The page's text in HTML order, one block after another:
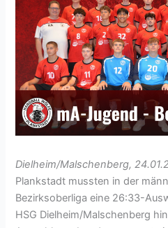
Dielheim/Malschenberg,
Plankstadt mussten in der
Bezirksoberliga eine 26:33-
HSG Dielheim/Malschenberg